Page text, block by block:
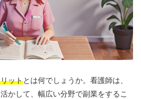
ットとは何でしょうか。看護師は、
かして、幅広い分野で副業をするこ